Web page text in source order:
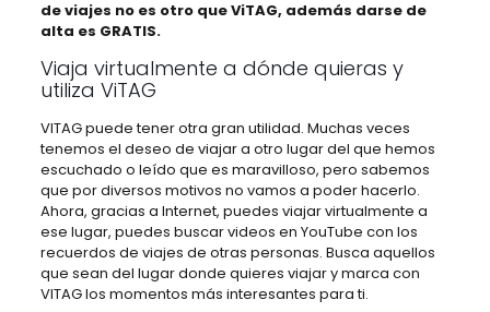
de viajes no es otro que ViTAG, además darse de
alta es GRATIS.
Viaja virtualmente a dónde quieras y
utiliza ViTAG
VITAG puede tener otra gran utilidad. Muchas veces
tenemos el deseo de viajar a otro lugar del que hemos
escuchado o leído que es maravilloso, pero sabemos
que por diversos motivos no vamos a poder hacerlo.
Ahora, gracias a Internet, puedes viajar virtualmente a
ese lugar, puedes buscar videos en YouTube con los
recuerdos de viajes de otras personas. Busca aquellos
que sean del lugar donde quieres viajar y marca con
VITAG los momentos más interesantes para ti.